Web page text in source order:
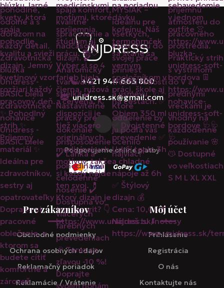
+421 944 663 800
unidress.sk@gmail.com
Podporujeme online platby
Pre zákazníkov
Obchodné podmienky
Ochrana osobných údajov
Reklamačný poriadok
Reklamácie / Vrátenie
Môj účet
Prihlásenie
Registrácia
O nás
Kontaktujte nás